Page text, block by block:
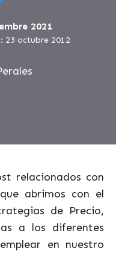
2021
23 octubre 2012
relacionados con
abrimos con el
de Precio,
a los diferentes
en nuestro